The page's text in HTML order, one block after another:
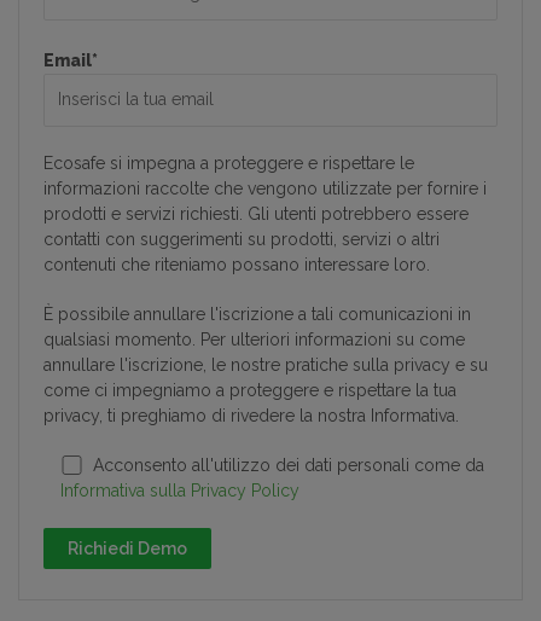
Facile disponibilità di accesso in quanto
consultabile in qualunque momento, in
qualunque dispositivo
(pc, tablet o
telefono cellulare).
Email*
Ecosafe si impegna a proteggere e rispettare le
informazioni raccolte che vengono utilizzate per fornire i
prodotti e servizi richiesti. Gli utenti potrebbero essere
contatti con suggerimenti su prodotti, servizi o altri
contenuti che riteniamo possano interessare loro.
È possibile annullare l'iscrizione a tali comunicazioni in
qualsiasi momento. Per ulteriori informazioni su come
annullare l'iscrizione, le nostre pratiche sulla privacy e su
come ci impegniamo a proteggere e rispettare la tua
privacy, ti preghiamo di rivedere la nostra Informativa.
Acconsento all'utilizzo dei dati personali come da
Informativa sulla Privacy Policy